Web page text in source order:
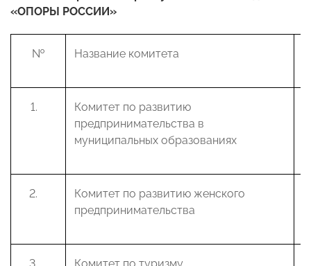
«ОПОРЫ РОССИИ»
№ Название комитета
Комитет по развитию
предпринимательства в
муниципальных образованиях
Комитет по развитию женского
предпринимательства